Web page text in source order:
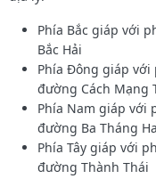
Phía Bắc giáp với
Bắc Hải
Phía Đông giáp
đường Cách Mạng
Phía Nam giáp với
đường Ba Tháng
Phía Tây giáp với
đường Thành Thái